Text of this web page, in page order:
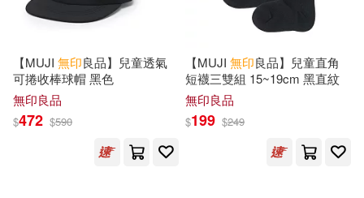
【MUJI 無印良品】兒童透氣
可捲收棒球帽 黑色
無印良品
$472 $590
【MUJI 無印良品】兒童直角
短襪三雙組 15~19cm 黑直紋
無印良品
$199 $249